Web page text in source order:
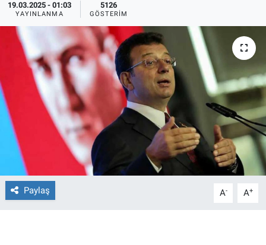
19.03.2025 - 01:03
YAYINLANMA
5126
GÖSTERIM
Paylaş A- A+
Eğitim
Eğlence
Ekonomi
Forum
Gerçeğin İzinde
Gün Başlıyor
Gün Bitiyor